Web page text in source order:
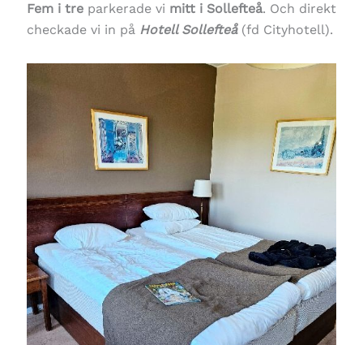
Fem i treparkerade vi mitt i Sollefteå. Och direkt
checkade vi in på Hotell Sollefteå(fd Cityhotell).